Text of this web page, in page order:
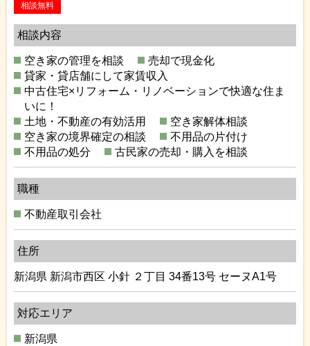
相談無料
相談内容
空き家の管理を相談
売却で現金化
貸家・貸店舗にして家賃収入
中古住宅×リフォーム・リノベーションで快適な住ま
いに！
土地・不動産の有効活用
空き家解体相談
空き家の境界確定の相談
不用品の片付け
不用品の処分
古民家の売却・購入を相談
職種
不動産取引会社
住所
新潟県 新潟市西区 小針 ２丁目 34番13号 セーヌA1号
対応エリア
新潟県